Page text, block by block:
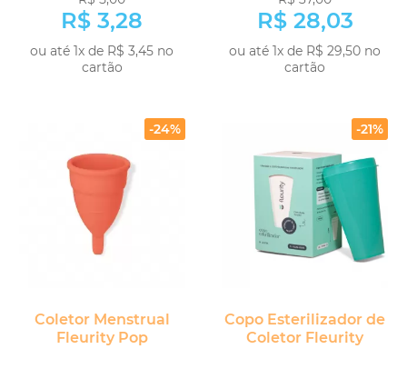
R$ 3,28
ou até 1x de R$ 3,45 no
cartão
R$ 28,03
ou até 1x de R$ 29,50 no
cartão
-24%
Coletor Menstrual
Fleurity Pop
-21%
Copo Esterilizador de
Coletor Fleurity